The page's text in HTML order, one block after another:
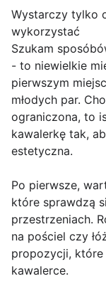
Wystarczy tylko
wykorzystać
Szukam
- to niewielkie
pierwszym
młodych par.
ograniczona, to
kawalerkę tak,
estetyczna.
Po pierwsze,
które sprawdzą
przestrzeniach.
na pościel czy
propozycji,
kawalerce.